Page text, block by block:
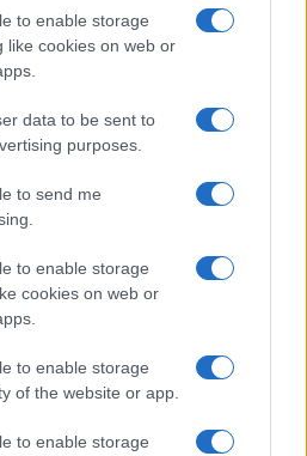
to enable storage
like cookies on web or
data to be sent to
purposes.
to send me
to enable storage
cookies on web or
to enable storage
of the website or app.
to enable storage
DEL MESE